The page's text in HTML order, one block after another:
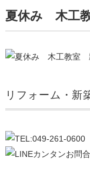
夏休み 木工
リフォーム・新